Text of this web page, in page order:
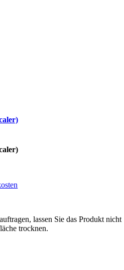
lassen Sie das Produkt nicht
trocknen.